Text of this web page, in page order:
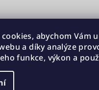
cookies, abychom Vám
a díky analýze
funkce, výkon a